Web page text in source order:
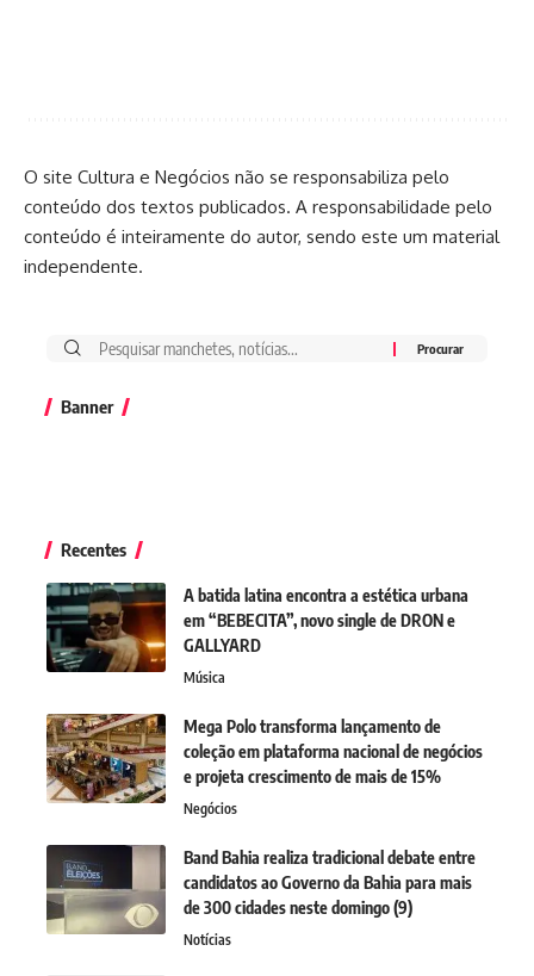
O site Cultura e Negócios não se responsabiliza pelo
conteúdo dos textos publicados. A responsabilidade pelo
conteúdo é inteiramente do autor, sendo este um material
independente.
Banner
Recentes
A batida latina encontra a estética urbana
em “BEBECITA”, novo single de DRON e
GALLYARD
Música
Mega Polo transforma lançamento de
coleção em plataforma nacional de negócios
e projeta crescimento de mais de 15%
Negócios
Band Bahia realiza tradicional debate entre
candidatos ao Governo da Bahia para mais
de 300 cidades neste domingo (9)
Notícias